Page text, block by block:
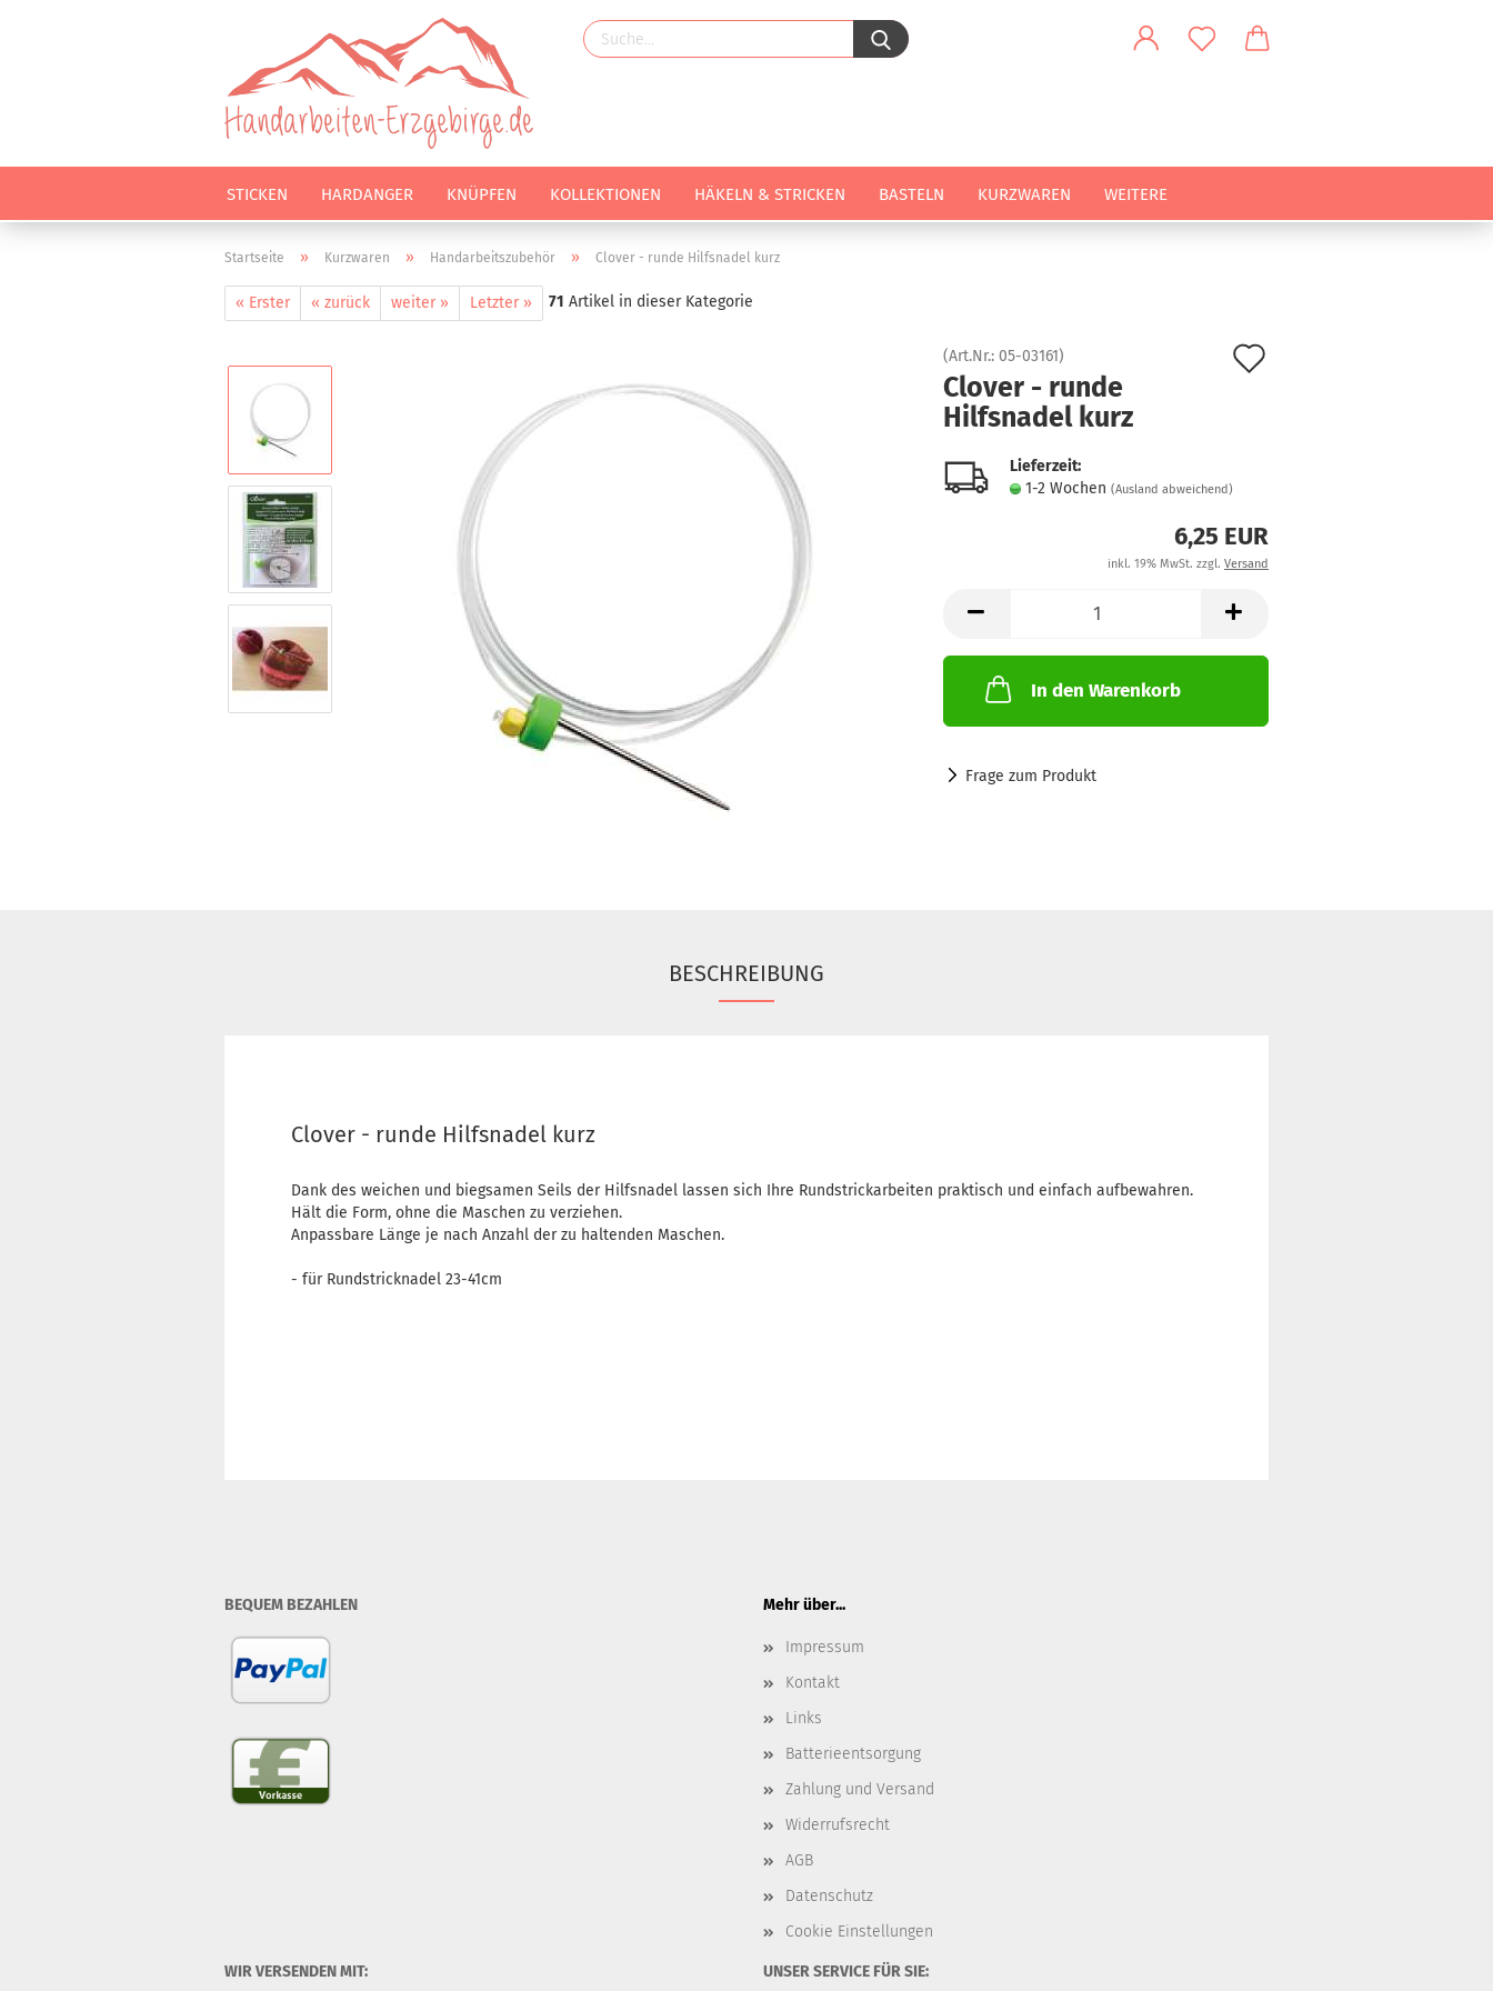
STICKEN HARDANGER KNÜPFEN KOLLEKTIONEN HÄKELN & STRICKEN BASTELN KURZWAREN WEITERE
Startseite » Kurzwaren » Handarbeitszubehör » Clover - runde Hilfsnadel kurz
« Erster « zurück weiter » Letzter » 71 Artikel in dieser Kategorie
(Art.Nr.: 05-03161)
Clover - runde
Hilfsnadel kurz
Lieferzeit:
1-2 Wochen (Ausland abweichend)
6,25 EUR
inkl. 19% MwSt. zzgl. Versand
In den Warenkorb
Frage zum Produkt
BESCHREIBUNG
Clover - runde Hilfsnadel kurz
Dank des weichen und biegsamen Seils der Hilfsnadel lassen sich Ihre Rundstrickarbeiten praktisch und einfach aufbewahren.
Hält die Form, ohne die Maschen zu verziehen.
Anpassbare Länge je nach Anzahl der zu haltenden Maschen.
- für Rundstricknadel 23-41cm
BEQUEM BEZAHLEN Mehr über...
Impressum
Kontakt
Links
Batterieentsorgung
Zahlung und Versand
Widerrufsrecht
AGB
Datenschutz
Cookie Einstellungen
WIR VERSENDEN MIT: UNSER SERVICE FÜR SIE: